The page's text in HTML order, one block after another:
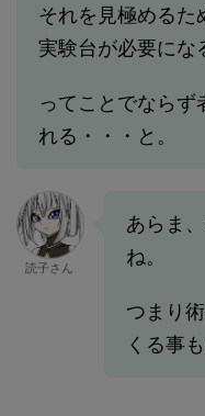
それを見極めるた
実験台が必要にな
ってことでならず
れる・・・と。
読子さん
あらま
ね。
つまり
くる事